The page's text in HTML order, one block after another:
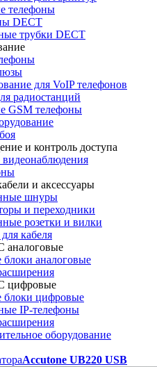
телефоны
DECT
трубки DECT
для VoIP телефонов
радиостанций
GSM телефоны
и контроль доступа
и аксессуары
шнуры
и переходники
розетки и вилки
кабеля
блоки аналоговые
цифровые
блоки цифровые
IP-телефоны
оборудование
Accutone UB220 USB